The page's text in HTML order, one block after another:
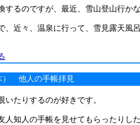
するのですが、最近、雪山登山行か
、近々、温泉に行って、雪見露天風
他人の手帳拝見
いたりするのが好きです。
人知人の手帳を見せてもらったりし